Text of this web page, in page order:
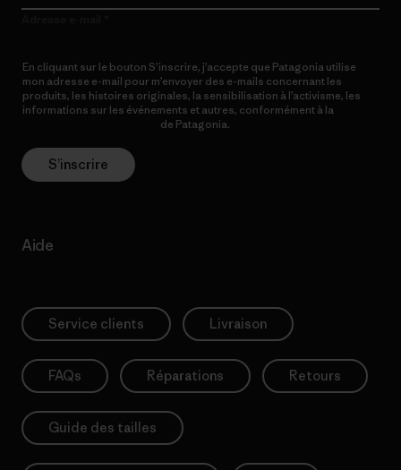
En cliquant sur le bouton S’inscrire, j’accepte que Patagonia utilise
mon adresse e-mail pour m’envoyer des e-mails concernant les
produits, les histoires originales, la sensibilisation à l’activisme, les
informations sur les événements et autres, conformément à la
de Patagonia.
S’inscrire
Aide
Service clients Livraison
FAQs Réparations Retours
Guide des tailles